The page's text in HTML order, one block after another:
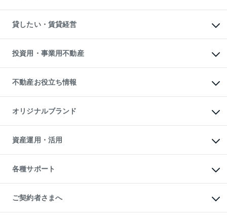
不動産購入の流れ
注目キーワード物件特集
購入ガイド
English 繁体中文簡体中文
スピードAI査定
不動産査定について
不動産売却の流れ
不動産買換えの流れ
売却ガイド
オフィス・店舗の賃貸
借りるときの流れ
借りるガイド
貸したい・賃貸経営
マンション賃料データ
賃貸管理プラン
リロケーションについて
貸すガイド
投資用・事業用不動産
事業用不動産
マンション投資
投資用マンション
アパート経営
収益物件
ビル購入（ビル一棟）
投資用不動産の売却査定
事業用不動産の売却査定
不動産お役立ち情報
マンションライブラリー
人気マンションランキング
暮らしに役立つ不動産メディア
不動産相場・不動産価格情報
不動産コラム・ニュース
不動産用語集
不動産なんでもネット相談室
住まいの税金
オリジナルブランド
一棟リノベーションマンション
L`GENTE（ルジェンテ）
区分リノベーションマンション
投資用一棟レジデンスWELL
不動産小口投資
LEGACIA（レガシア）
資産運用・活用
不動産M&A
アセットマネジメント・出資
各種サポート
相続サポート
リフォームサポート
ご契約者さまへ